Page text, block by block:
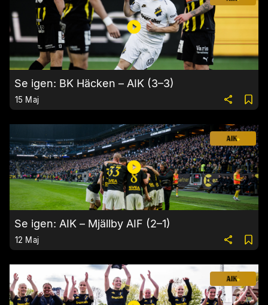
Se igen: BK Häcken – AIK (3–3)
15 Maj
Se igen: AIK – Mjällby AIF (2–1)
12 Maj